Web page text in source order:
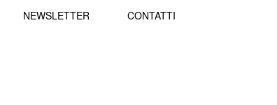
NEWSLETTER CONTATTI